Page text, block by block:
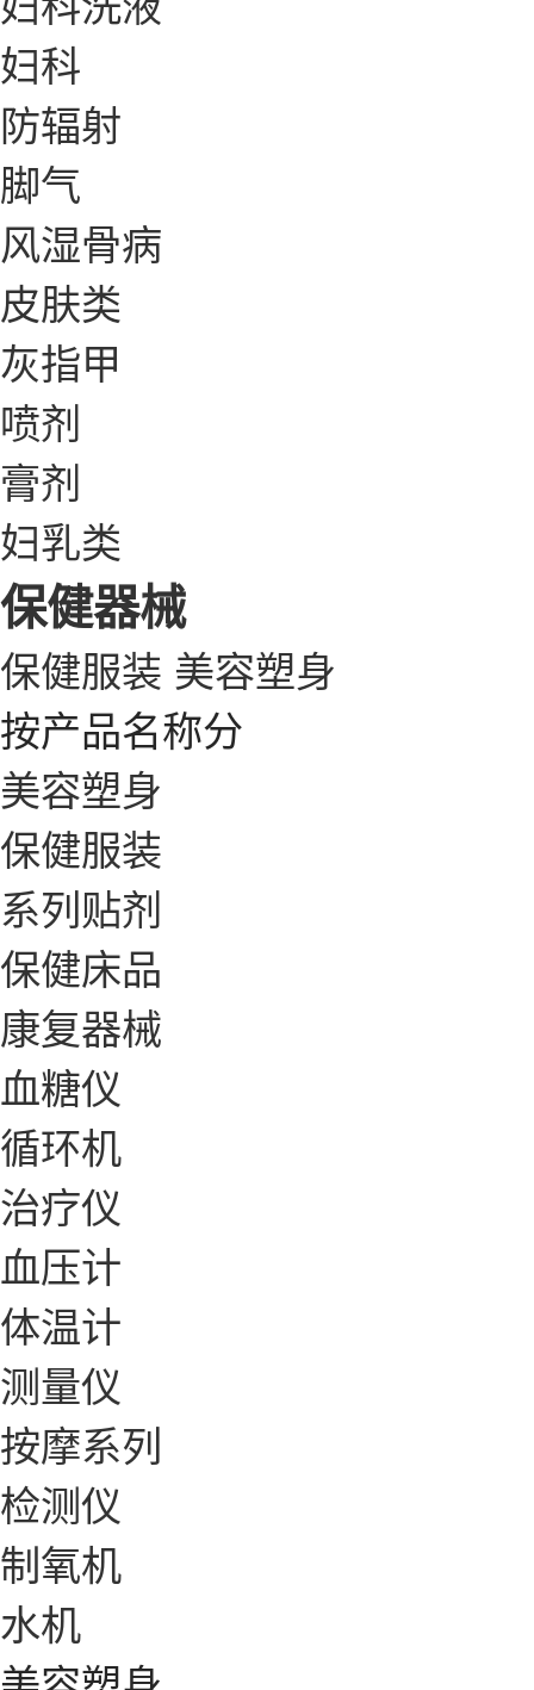
妇科
防辐射
脚气
风湿骨病
皮肤类
灰指甲
喷剂
膏剂
妇乳类
保健器械
保健服装 美容塑身
按产品名称分
美容塑身
保健服装
系列贴剂
保健床品
康复器械
血糖仪
循环机
治疗仪
血压计
体温计
测量仪
按摩系列
检测仪
制氧机
水机